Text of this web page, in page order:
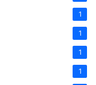
1
1
1
1